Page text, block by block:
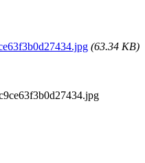
(63.34 KB)